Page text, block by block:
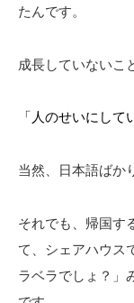
たんです。
成長していないこ
「人のせいにして
当然、日本語ばか
それでも、帰国す
て、シェアハウス
ラベラでしょ？」